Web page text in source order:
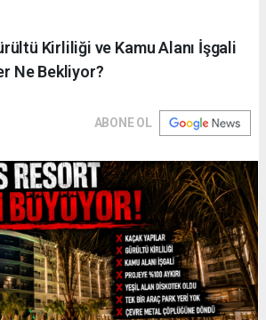
Kirliliği ve Kamu Alanı İşgali
Ne Bekliyor?
ABONE OL